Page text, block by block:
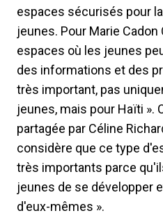
espaces sécurisés pour
jeunes. Pour Marie Cadon
espaces où les jeunes
des informations et des
très important, pas
jeunes, mais pour Haïti ».
partagée par Céline
considère que ce type
très importants parce
jeunes de se développer
d'eux-mêmes ».